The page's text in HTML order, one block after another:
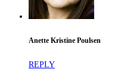
Anette Kristine Poulsen
REPLY